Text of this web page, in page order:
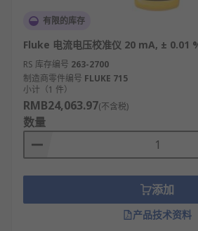
有限的库存
Fluke 电流电压校准仪 20 mA, ± 0.01
RS 库存编号 263-2700
制造商零件编号 FLUKE 715
小计（1 件）
RMB24,063.97(不含税)
数量
添加
产品技术资料